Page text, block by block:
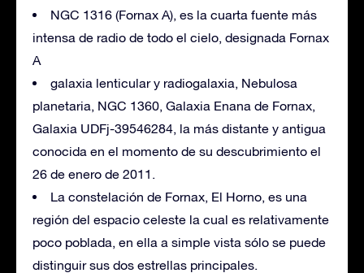
NGC 1316 (Fornax A), es la cuarta fuente más
intensa de radio de todo el cielo, designada Fornax
A
galaxia lenticular y radiogalaxia, Nebulosa
planetaria, NGC 1360, Galaxia Enana de Fornax,
Galaxia UDFj-39546284, la más distante y antigua
conocida en el momento de su descubrimiento el
26 de enero de 2011.
La constelación de Fornax, El Horno, es una
región del espacio celeste la cual es relativamente
poco poblada, en ella a simple vista sólo se puede
distinguir sus dos estrellas principales.